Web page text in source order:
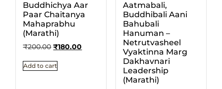
Buddhichya Aar
Paar Chaitanya
Mahaprabhu
(Marathi)
₹200.00 ₹180.00
Add to cart
Aatmabali,
Buddhibali Aani
Bahubali
Hanuman –
Netrutvasheel
Vyaktinna Marg
Dakhavnari
Leadership
(Marathi)